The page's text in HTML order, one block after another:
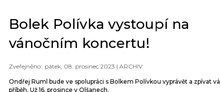
Bolek Polívka vystoupí na
vánočním koncertu!
pátek, 08. prosinec 2023 | ARCHIV
Ondřej Ruml bude ve spolupráci s Bolkem Polívkou vyprávět a zpívat
příběh. Už 16. prosince v Olšanech.